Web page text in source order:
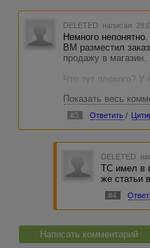
DELETED написал
Немного
ВМ разместил
продажу в магазин.
Что тут плохого? У
Приходилось
один сайт не
аналогичных
пытаешься
статью и
Вариант второй,
деньги, чтоб
Показать весь
#3 Ответить /
DELETED
ТС имел в
же статьи
#4
Написать комментарий